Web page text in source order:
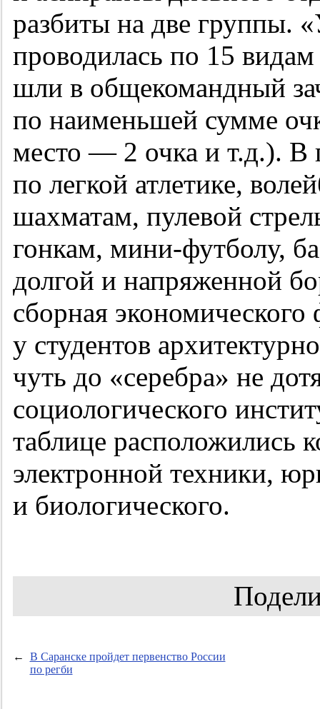
разбиты на две группы.
проводилась по 15
шли в общекомандный
по наименьшей сумме
место — 2 очка и т.д.). В
по легкой атлетике,
шахматам, пулевой
гонкам, мини-футболу,
долгой и напряженной
сборная экономического
у студентов
чуть до «серебра» не
социологического
таблице расположились
электронной техники,
и биологического.
←
В Саранске пройдет первенство России
по регби